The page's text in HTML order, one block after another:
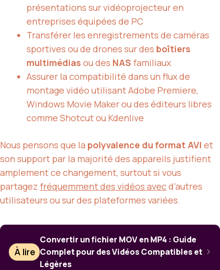
présentations sur vidéoprojecteur en
entreprises équipées de PC
Transférer les enregistrements de caméras
sportives ou de drones sur des boîtiers
multimédias ou des NAS familiaux
Assurer la compatibilité dans un flux de
montage vidéo utilisant Adobe Premiere,
Windows Movie Maker ou des éditeurs libres
comme Shotcut ou Kdenlive
Nous pensons que la polyvalence du format AVI et
son support par la majorité des appareils justifient
amplement ce changement, surtout si vous
partagez fréquemment des vidéos avec d’autres
utilisateurs ou sur des plateformes variées.
À lire
Convertir un fichier MOV en MP4 : Guide
Complet pour des Vidéos Compatibles et
Légères